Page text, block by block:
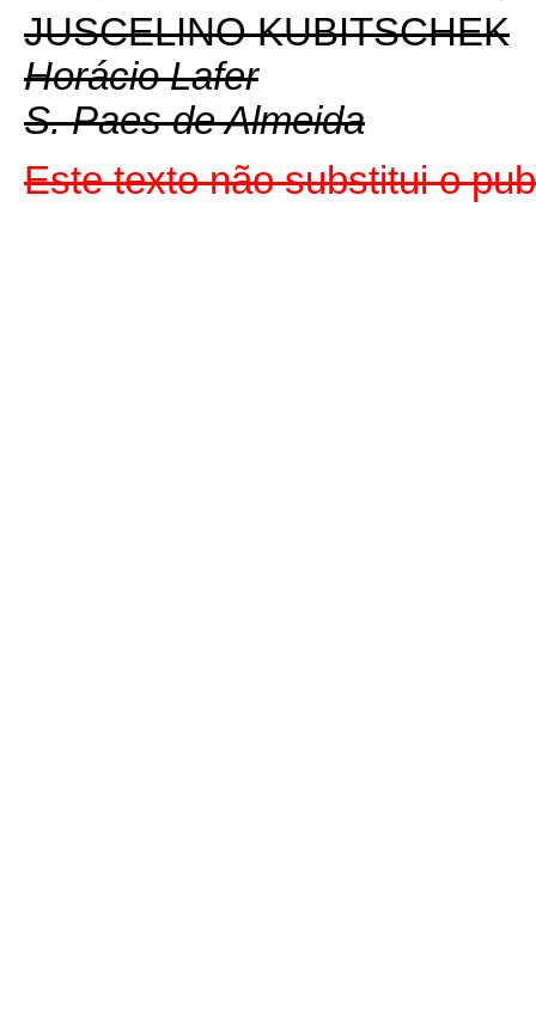
JUSCELINO KUBITSCHEK
Horácio Lafer
S. Paes de Almeida
Este texto não substitui o